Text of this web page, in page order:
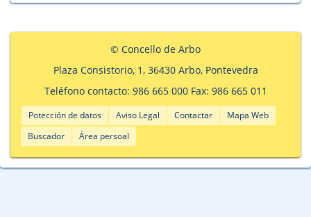
© Concello de Arbo
Plaza Consistorio, 1, 36430 Arbo, Pontevedra
Teléfono contacto: 986 665 000 Fax: 986 665 011
Potección de datos Aviso Legal Contactar
Mapa Web
Buscador
Área persoal